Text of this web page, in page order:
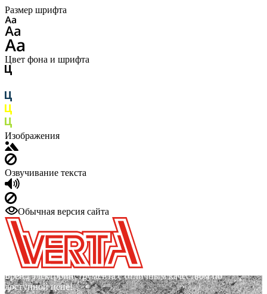
Размер шрифта
Цвет фона и шрифта
Изображения
Озвучивание текста
Обычная версия сайта
Бренд электроинструмента с отличным качеством по
доступной цене!